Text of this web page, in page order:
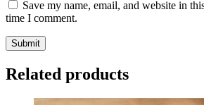
Save my name, email, and website in
time I comment.
Related products